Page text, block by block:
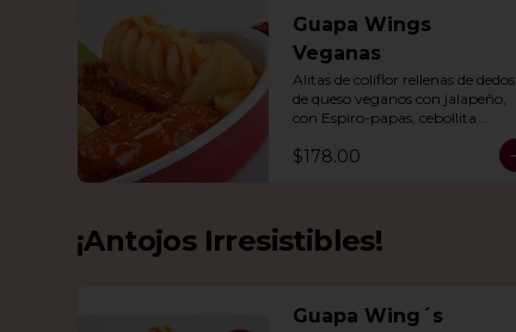
Guapa Wings
Veganas
Alitas de coliflor rellenas de dedos
de queso veganos con jalapeño,
con Espiro-papas, cebollita
cambray y bastones de apio y tu
salsa favorita.
$178.00
¡Antojos Irresistibles!
Guapa Wing´s